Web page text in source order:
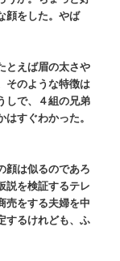
顔をした。やば
とえば眉の太さや
そのような特徴は
しで、４組の兄弟
すぐわかった。
顔は似るのであろ
説を検証するテレ
売をする夫婦を中
するけれども、ふ